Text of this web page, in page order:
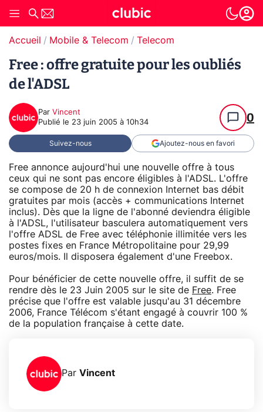
Accueil Mobile & Telecom Telecom
Free : offre gratuite pour les oubliés
de l'ADSL
Par Vincent
Publié le 23 juin 2005 à 10h34 0
Suivez-nous Ajoutez-nous en favori
Free annonce aujourd'hui une nouvelle offre à tous
ceux qui ne sont pas encore éligibles à l'ADSL. L'offre
se compose de 20 h de connexion Internet bas débit
gratuites par mois (accès + communications Internet
inclus). Dès que la ligne de l'abonné deviendra éligible
à l'ADSL, l'utilisateur basculera automatiquement vers
l'offre ADSL de Free avec téléphonie illimitée vers les
postes fixes en France Métropolitaine pour 29,99
euros/mois. Il disposera également d'une Freebox.
Pour bénéficier de cette nouvelle offre, il suffit de se
rendre dès le 23 Juin 2005 sur le site de Free. Free
précise que l'offre est valable jusqu'au 31 décembre
2006, France Télécom s'étant engagé à couvrir 100 %
de la population française à cette date.
Par Vincent